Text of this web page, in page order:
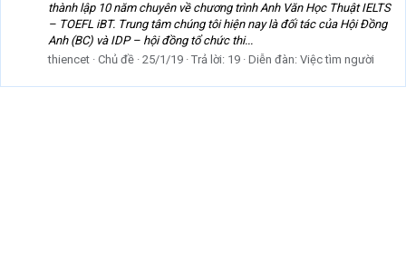
thành lập 10 năm chuyên về chương trình Anh Văn Học Thuật IELTS
– TOEFL iBT. Trung tâm chúng tôi hiện nay là đối tác của Hội Đồng
Anh (BC) và IDP – hội đồng tổ chức thi...
thiencet Chủ đề 25/1/19 Trả lời: 19 Diễn đàn: Việc tìm người